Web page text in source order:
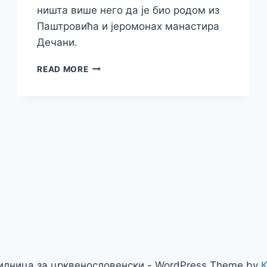
ништа више него да је био родом из
Паштровића и јеромонах манастира
Дечани.
READ MOREПРВИ